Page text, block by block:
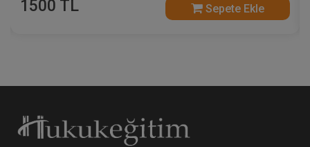
1500 TL Sepete Ekle